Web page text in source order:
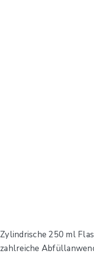
Zylindrische 250 ml
zahlreiche